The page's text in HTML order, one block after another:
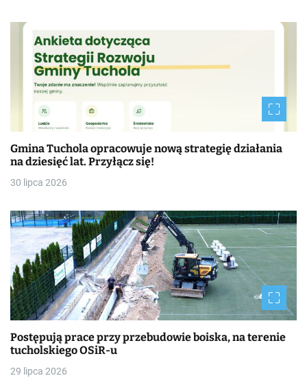
Gmina Tuchola opracowuje nową strategię działania
na dziesięć lat. Przyłącz się!
30 lipca 2026
Postępują prace przy przebudowie boiska, na terenie
tucholskiego OSiR-u
29 lipca 2026